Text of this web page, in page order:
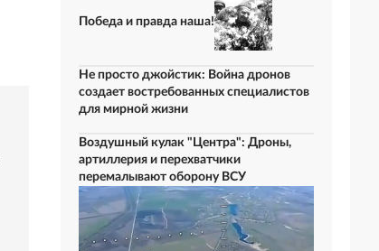
Победа и правда наша!
Не просто джойстик: Война дронов
создает востребованных специалистов
для мирной жизни
Воздушный кулак "Центра": Дроны,
артиллерия и перехватчики
перемалывают оборону ВСУ